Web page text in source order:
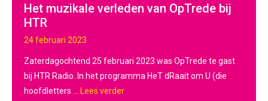
Het muzikale verleden van OpTrede bij
HTR
24 februari 2023
Zaterdagochtend 25 februari 2023 was OpTrede te gast
bij HTR Radio. In het programma HeT dRaait om U (die
hoofdletters ...
Lees verder